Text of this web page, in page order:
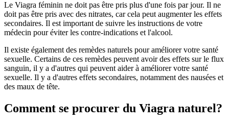
Le Viagra féminin ne doit pas être pris plus d'une fois par jour. Il ne
doit pas être pris avec des nitrates, car cela peut augmenter les effets
secondaires. Il est important de suivre les instructions de votre
médecin pour éviter les contre-indications et l'alcool.
Il existe également des remèdes naturels pour améliorer votre santé
sexuelle. Certains de ces remèdes peuvent avoir des effets sur le flux
sanguin, il y a d'autres qui peuvent aider à améliorer votre santé
sexuelle. Il y a d'autres effets secondaires, notamment des nausées et
des maux de tête.
Comment se procurer du Viagra naturel?